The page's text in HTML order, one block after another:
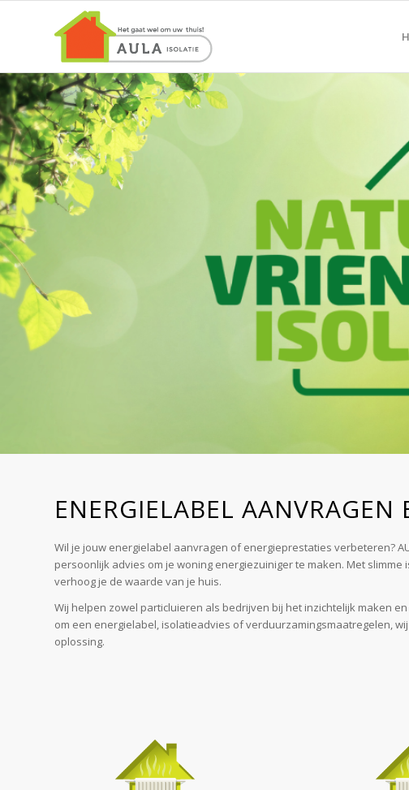
ENERGIELABEL AANVRAGEN
Wil je jouw energielabel aanvragen of energieprestaties verbeteren?
persoonlijk advies om je woning energiezuiniger te maken. Met
verhoog je de waarde van je huis.
Wij helpen zowel particluieren als bedrijven bij het inzichtelijk maken
om een energielabel, isolatieadvies of verduurzamingsmaatregelen,
oplossing.